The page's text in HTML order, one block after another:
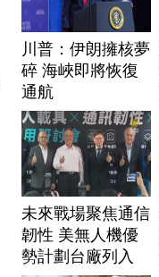
川普：伊朗擁核夢
碎 海峽即將恢復
通航
未來戰場聚焦通信
韌性 美無人機優
勢計劃台廠列入